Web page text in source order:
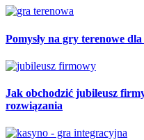
Pomysły na gry terenowe
Jak obchodzić jubileusz
rozwiązania